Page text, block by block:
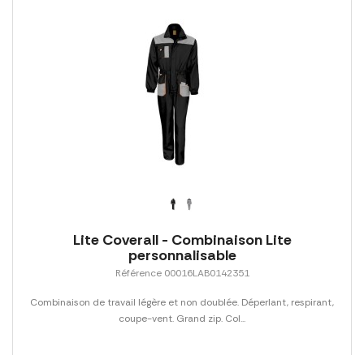
Lite Coverall - Combinaison Lite
personnalisable
Référence 00016LAB0142351
Combinaison de travail légère et non doublée. Déperlant, respirant,
coupe-vent. Grand zip. Col...